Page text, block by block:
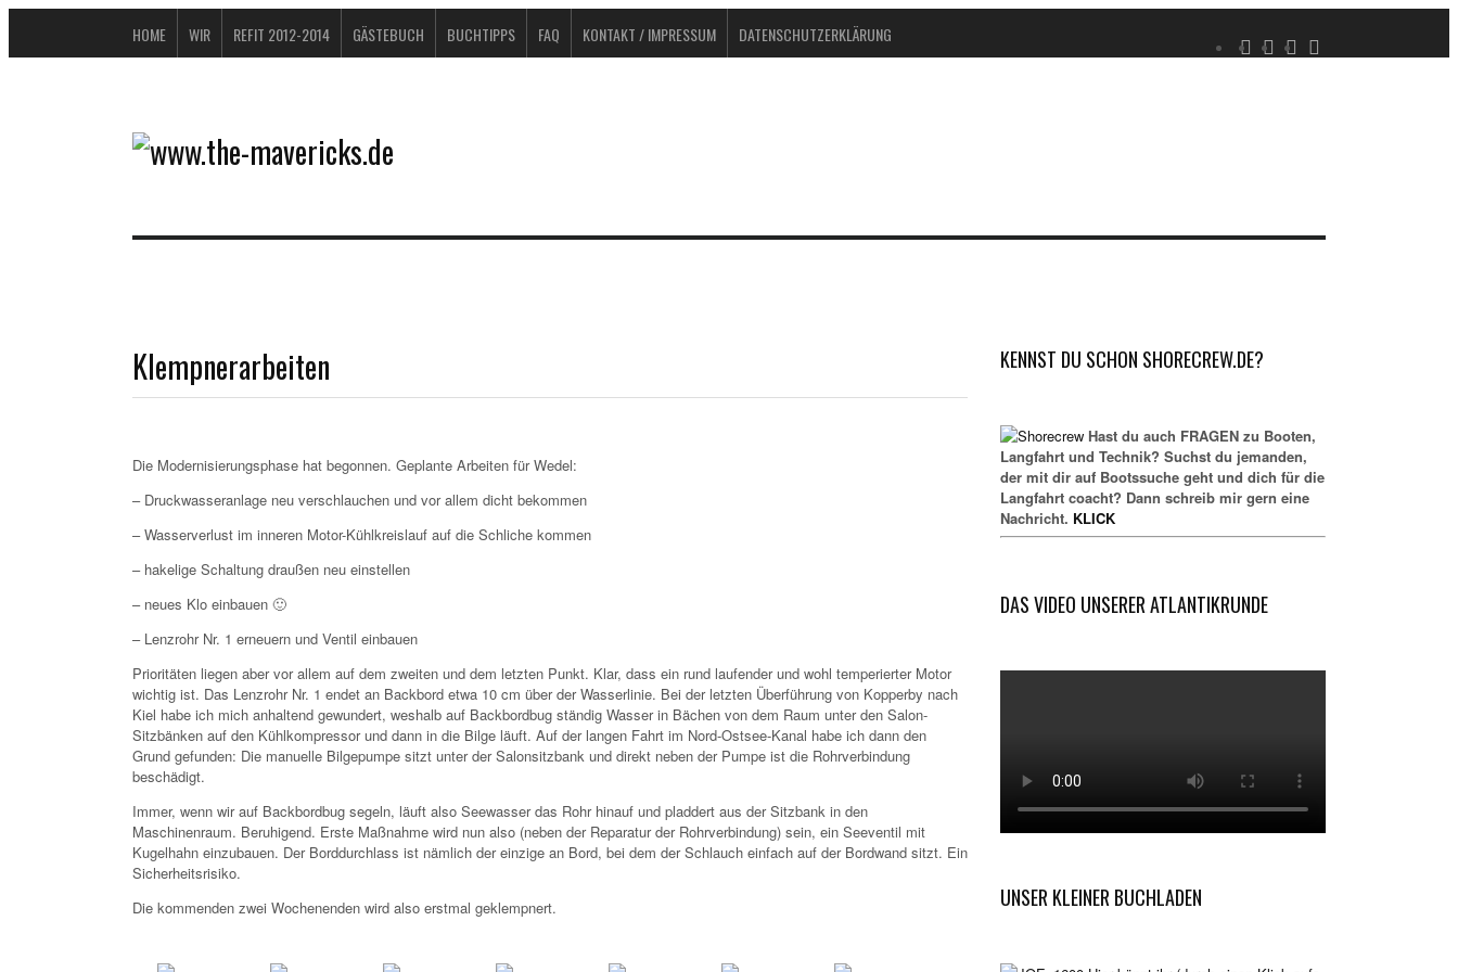
HOME WIR REFIT 2012-2014 GÄSTEBUCH BUCHTIPPS FAQ KONTAKT / IMPRESSUM DATENSCHUTZERKLÄRUNG
Klempnerarbeiten
Die Modernisierungsphase hat begonnen. Geplante Arbeiten für Wedel:
– Druckwasseranlage neu verschlauchen und vor allem dicht bekommen
– Wasserverlust im inneren Motor-Kühlkreislauf auf die Schliche kommen
– hakelige Schaltung draußen neu einstellen
– neues Klo einbauen 🙂
– Lenzrohr Nr. 1 erneuern und Ventil einbauen
Prioritäten liegen aber vor allem auf dem zweiten und dem letzten Punkt. Klar, dass ein rund laufender und wohl temperierter Motor
wichtig ist. Das Lenzrohr Nr. 1 endet an Backbord etwa 10 cm über der Wasserlinie. Bei der letzten Überführung von Kopperby nach
Kiel habe ich mich anhaltend gewundert, weshalb auf Backbordbug ständig Wasser in Bächen von dem Raum unter den Salon-
Sitzbänken auf den Kühlkompressor und dann in die Bilge läuft. Auf der langen Fahrt im Nord-Ostsee-Kanal habe ich dann den
Grund gefunden: Die manuelle Bilgepumpe sitzt unter der Salonsitzbank und direkt neben der Pumpe ist die Rohrverbindung
beschädigt.
Immer, wenn wir auf Backbordbug segeln, läuft also Seewasser das Rohr hinauf und pladdert aus der Sitzbank in den
Maschinenraum. Beruhigend. Erste Maßnahme wird nun also (neben der Reparatur der Rohrverbindung) sein, ein Seeventil mit
Kugelhahn einzubauen. Der Borddurchlass ist nämlich der einzige an Bord, bei dem der Schlauch einfach auf der Bordwand sitzt. Ein
Sicherheitsrisiko.
Die kommenden zwei Wochenenden wird also erstmal geklempnert.
KENNST DU SCHON SHORECREW.DE?
Hast du auch FRAGEN zu Booten,
Langfahrt und Technik? Suchst du jemanden,
der mit dir auf Bootssuche geht und dich für die
Langfahrt coacht? Dann schreib mir gern eine
Nachricht. KLICK
DAS VIDEO UNSERER ATLANTIKRUNDE
UNSER KLEINER BUCHLADEN